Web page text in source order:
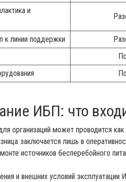
и
к линии поддержки
ИБП: что
организаций может проводится
заключается лишь в
источников бесперебойного
и внешних условий эксплуатации